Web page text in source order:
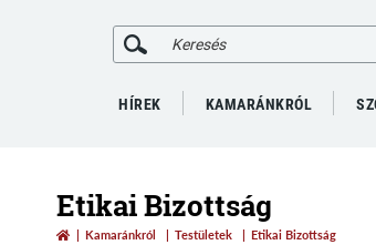
HÍREK KAMARÁNKRÓL
Etikai Bizottság
Kamaránkról Testületek Etikai Bizottság